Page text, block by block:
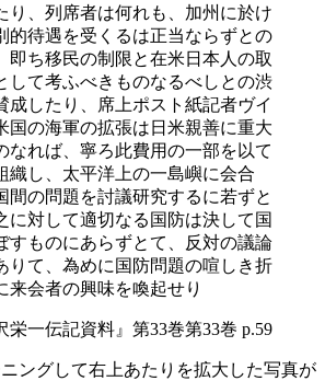
り、列席者は何れも、加州に於け
的待遇を受くるは正当ならずとの
即ち移民の制限と在米日本人の取
して考ふべきものなるべしとの渋
成したり、席上ポスト紙記者ヴイ
国の海軍の拡張は日米親善に重大
なれば、寧ろ此費用の一部を以て
織し、太平洋上の一島嶼に会合
間の問題を討議研究するに若ずと
に対して適切なる国防は決して国
すものにあらずとて、反対の議論
りて、為めに国防問題の喧しき折
来会者の興味を喚起せり
栄一伝記資料』第33巻第33巻 p.59
ングして右上あたりを拡大した写真が